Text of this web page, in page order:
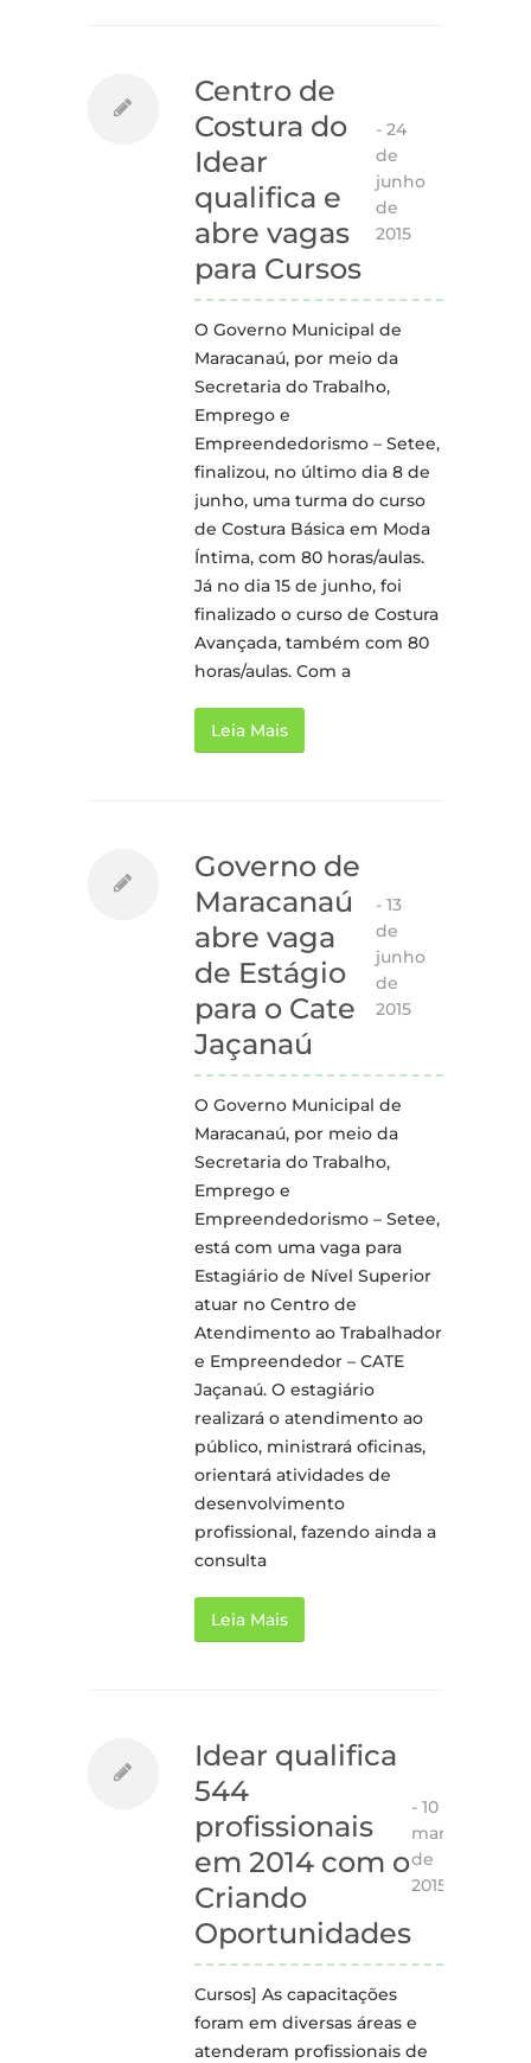
Centro de
Costura do
Idear
qualifica e
abre vagas
para Cursos
- 24
de
junho
de
2015
O Governo Municipal de
Maracanaú, por meio da
Secretaria do Trabalho,
Emprego e
Empreendedorismo – Setee,
finalizou, no último dia 8 de
junho, uma turma do curso
de Costura Básica em Moda
Íntima, com 80 horas/aulas.
Já no dia 15 de junho, foi
finalizado o curso de Costura
Avançada, também com 80
horas/aulas. Com a
Leia Mais
Governo de
Maracanaú
abre vaga
de Estágio
para o Cate
Jaçanaú
- 13
de
junho
de
2015
O Governo Municipal de
Maracanaú, por meio da
Secretaria do Trabalho,
Emprego e
Empreendedorismo – Setee,
está com uma vaga para
Estagiário de Nível Superior
atuar no Centro de
Atendimento ao Trabalhador
e Empreendedor – CATE
Jaçanaú. O estagiário
realizará o atendimento ao
público, ministrará oficinas,
orientará atividades de
desenvolvimento
profissional, fazendo ainda a
consulta
Leia Mais
Idear qualifica
544
profissionais
em 2014 com o
Criando
Oportunidades
- 10 de
março
de
2015
Cursos] As capacitações
foram em diversas áreas e
atenderam profissionais de